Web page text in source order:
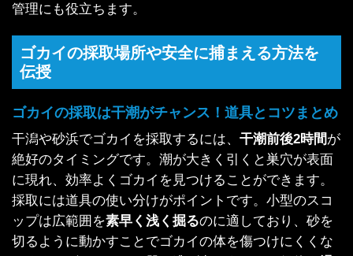
管理にも役立ちます。
ゴカイの採取場所や安全に捕まえる方法を
伝授
ゴカイの採取は干潮がチャンス！道具とコツまとめ
干潟や砂浜でゴカイを採取するには、 干潮前後2時間が
絶好のタイミングです。潮が大きく引くと巣穴が表面
に現れ、効率よくゴカイを見つけることができます。
採取には道具の使い分けがポイントです。小型のスコ
ップは広範囲を素早く浅く掘るのに適しており、砂を
切るように動かすことでゴカイの体を傷つけにくくな